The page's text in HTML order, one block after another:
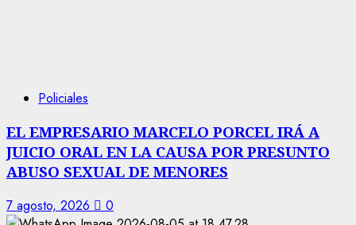
Policiales
EL EMPRESARIO MARCELO PORCEL IRÁ A
JUICIO ORAL EN LA CAUSA POR PRESUNTO
ABUSO SEXUAL DE MENORES
7 agosto, 2026 0